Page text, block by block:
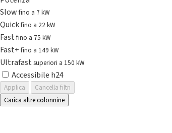
Slowfino a 7 kW
Quickfino a 22 kW
Fastfino a 75 kW
Fast+fino a 149 kW
Ultrafast superiori a 150 kW
Accessibile h24
Applica
Cancella filtri
Carica altre colonnine